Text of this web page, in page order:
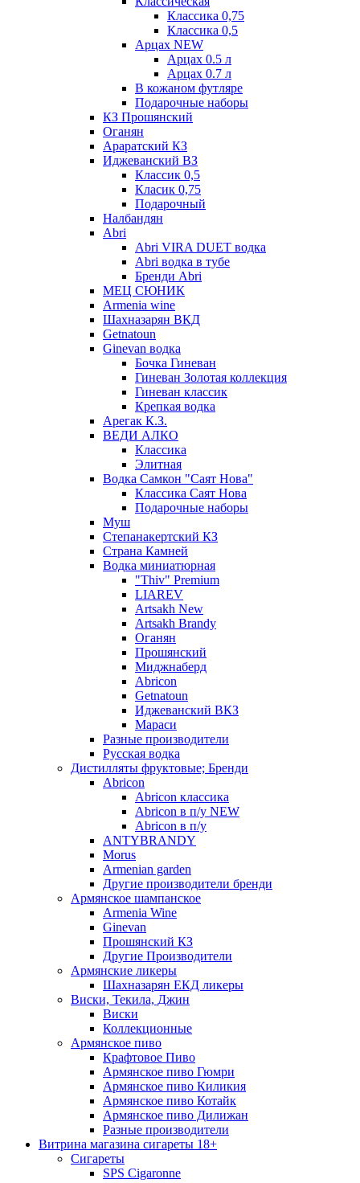
Классика 0,75
Классика 0,5
Арцах NEW
Арцах 0.5 л
Арцах 0.7 л
В кожаном футляре
Подарочные наборы
КЗ Прошянский
Оганян
Араратский КЗ
Иджеванский ВЗ
Классик 0,5
Класик 0,75
Подарочный
Налбандян
Abri
Abri VIRA DUET водка
Abri водка в тубе
Бренди Abri
МЕЦ СЮНИК
Armenia wine
Шахназарян ВКД
Getnatoun
Ginevan водка
Бочка Гиневан
Гиневан Золотая коллекция
Гиневан классик
Крепкая водка
Арегак К.З.
ВЕДИ АЛКО
Классика
Элитная
Водка Самкон "Саят Нова"
Классика Саят Нова
Подарочные наборы
Муш
Степанакертский КЗ
Страна Камней
Водка миниатюрная
"Thiv" Premium
LIAREV
Artsakh New
Artsakh Brandy
Оганян
Прошянский
Миджнаберд
Abricon
Getnatoun
Иджеванский ВКЗ
Мараси
Разные производители
Русская водка
Дистилляты фруктовые; Бренди
Abricon
Abricon классика
Abricon в п/у NEW
Abricon в п/у
ANTYBRANDY
Morus
Armenian garden
Другие производители бренди
Армянское шампанское
Armenia Wine
Ginevan
Прошянский КЗ
Другие Производители
Армянские ликеры
Шахназарян ЕКД ликеры
Виски, Текила, Джин
Виски
Коллекционные
Армянское пиво
Крафтовое Пиво
Армянское пиво Гюмри
Армянское пиво Киликия
Армянское пиво Котайк
Армянское пиво Дилижан
Разные производители
Витрина магазина сигареты 18+
Cигареты
SPS Cigaronne